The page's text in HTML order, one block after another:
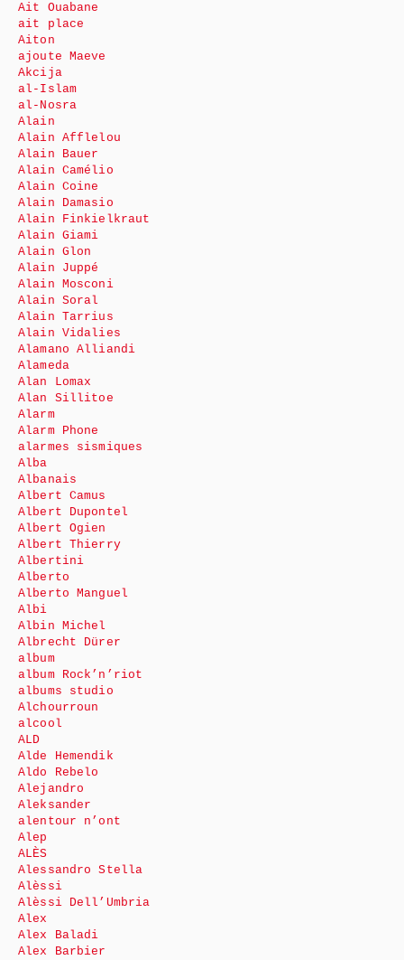
Ait Ouabane
ait place
Aiton
ajoute Maeve
Akcija
al-Islam
al-Nosra
Alain
Alain Afflelou
Alain Bauer
Alain Camélio
Alain Coine
Alain Damasio
Alain Finkielkraut
Alain Giami
Alain Glon
Alain Juppé
Alain Mosconi
Alain Soral
Alain Tarrius
Alain Vidalies
Alamano Alliandi
Alameda
Alan Lomax
Alan Sillitoe
Alarm
Alarm Phone
alarmes sismiques
Alba
Albanais
Albert Camus
Albert Dupontel
Albert Ogien
Albert Thierry
Albertini
Alberto
Alberto Manguel
Albi
Albin Michel
Albrecht Dürer
album
album Rock’n’riot
albums studio
Alchourroun
alcool
ALD
Alde Hemendik
Aldo Rebelo
Alejandro
Aleksander
alentour n’ont
Alep
ALÈS
Alessandro Stella
Alèssi
Alèssi Dell’Umbria
Alex
Alex Baladi
Alex Barbier